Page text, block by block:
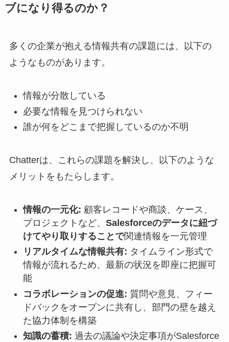
ブになり得るのか？
多くの企業が抱える情報共有の課題には、以下の
ようなものがあります。
情報が分散している
必要な情報を見つけられない
誰が何をどこまで把握しているのか不明
Chatterは、これらの課題を解決し、以下のような
メリットをもたらします。
情報の一元化: 顧客レコードや商談、ケース、
プロジェクトなど、 Salesforceのデータに紐づ
けてやり取りすることで関連情報を一元管理
リアルタイムな情報共有: タイムライン形式で
情報が流れるため、最新の状況を即座に把握可
能
コラボレーションの促進: 質問や意見、フィー
ドバックをオープンに共有し、部門の壁を越え
た協力体制を構築
知識の蓄積: 過去の議論や決定事項がSalesforce